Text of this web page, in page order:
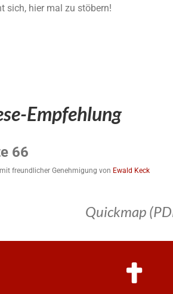
sich, hier mal zu stöbern!
Empfehlung
66
freundlicher Genehmigung von Ewald Keck
Quickmap